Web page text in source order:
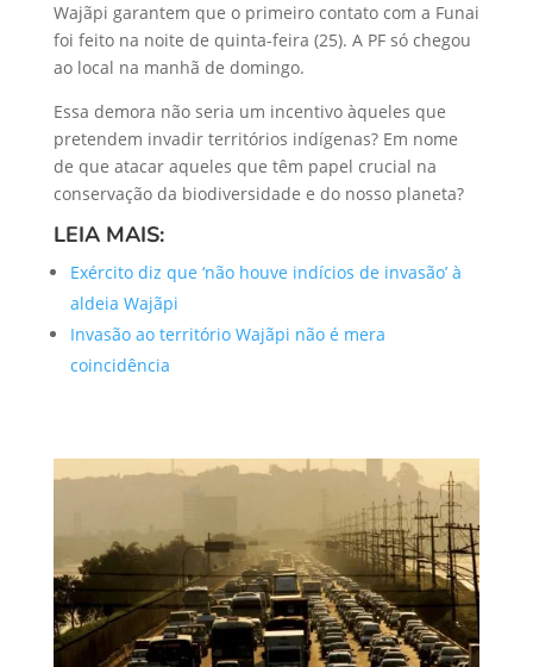
Wajãpi garantem que o primeiro contato com a Funai
foi feito na noite de quinta-feira (25). A PF só chegou
ao local na manhã de domingo.
Essa demora não seria um incentivo àqueles que
pretendem invadir territórios indígenas? Em nome
de que atacar aqueles que têm papel crucial na
conservação da biodiversidade e do nosso planeta?
LEIA MAIS:
Exército diz que ‘não houve indícios de invasão’ à
aldeia Wajãpi
Invasão ao território Wajãpi não é mera
coincidência